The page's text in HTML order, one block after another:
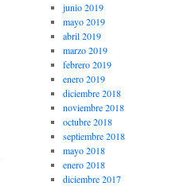
junio 2019
mayo 2019
abril 2019
marzo 2019
febrero 2019
enero 2019
diciembre 2018
noviembre 2018
octubre 2018
septiembre 2018
mayo 2018
enero 2018
diciembre 2017